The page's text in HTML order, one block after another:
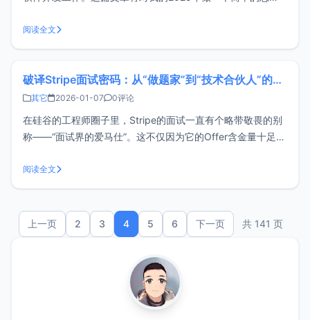
收入下降20%，但却过得很充实，2026年不求突破，但求保
持。关于工作新增项目：2025年新增了一些非商业的开源项
阅读全文
破译Stripe面试密码：从“做题家”到“技术合伙人”的思维跃迁
其它 2026-01-07 0评论
在硅谷的工程师圈子里，Stripe的面试一直有个略带敬畏的别
称——“面试界的爱马仕”。这不仅因为它的Offer含金量十足，
MAMAA）体系之外的考核标准。我听过太多优秀的工程师，
甚至是刷了上千道LeetCode题目的“做题家”，在Stripe的第一
阅读全文
上一页 2 3 4 5 6 下一页 共 141 页